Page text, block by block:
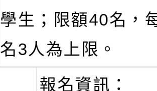
學生；限額40名，
名3人為上限。
報名資訊：